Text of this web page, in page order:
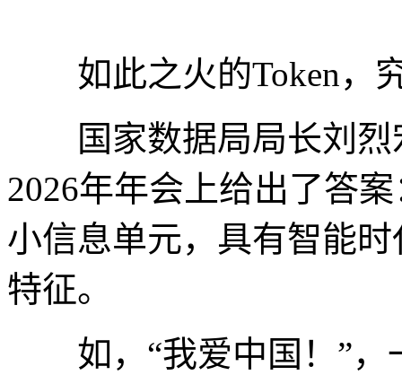
如此之火的Token，
国家数据局局长刘烈
2026年年会上给出了答
小信息单元，具有智能
特征。
如，“我爱中国！”，一